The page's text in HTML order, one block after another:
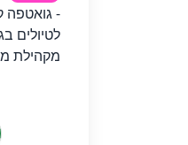
- גואטפה
לטיולים
מקהילת